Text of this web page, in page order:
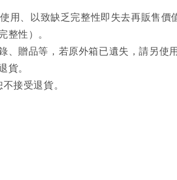
、以致缺乏完整性即失去再販售價
性）。
贈品等，若原外箱已遺失，請另使
。
接受退貨。